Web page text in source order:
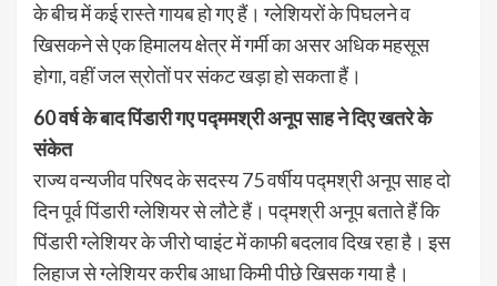
के बीच में कई रास्ते गायब हो गए हैं। ग्लेशियरों के पिघलने व
खिसकने से एक हिमालय क्षेत्र में गर्मी का असर अधिक महसूस
होगा, वहीं जल स्रोतों पर संकट खड़ा हो सकता हैं।
60 वर्ष के बाद पिंडारी गए पद्ममश्री अनूप साह ने दिए खतरे के
संकेत
राज्य वन्यजीव परिषद के सदस्य 75 वर्षीय पद्मश्री अनूप साह दो
दिन पूर्व पिंडारी ग्लेशियर से लौटे हैं। पद्मश्री अनूप बताते हैं कि
पिंडारी ग्लेशियर के जीरो प्वाइंट में काफी बदलाव दिख रहा है। इस
लिहाज से ग्लेशियर करीब आधा किमी पीछे खिसक गया है।